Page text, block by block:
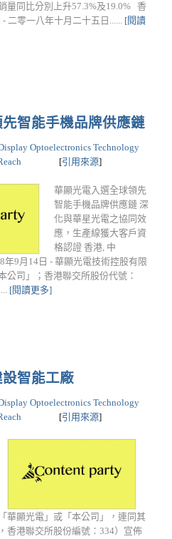
量同比分別上升57.3%及19.0% 香
- 二零一八年十月二十五日...... [閱讀
智能手機品牌供應鏈
Optoelectronics Technology
[引用來源]
華顯光電入選全球領先
智能手機品牌供應鏈 深
化與華星光電之協同效
應，生產線獲大客戶資
格認證 香港, 中
年9月14日 - 華顯光電技術控股有限
公司」；香港聯交所股份代號：
[閱讀更多]
智能工廠
Optoelectronics Technology
[引用來源]
華顯光電」或「本公司」，連同其
香港聯交所股份編號：334）宣佈